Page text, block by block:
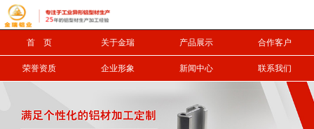
首 页 关于金瑞 产品展示 合作客户
荣誉资质 企业形象 新闻中心 联系我们
信息搜索
搜索